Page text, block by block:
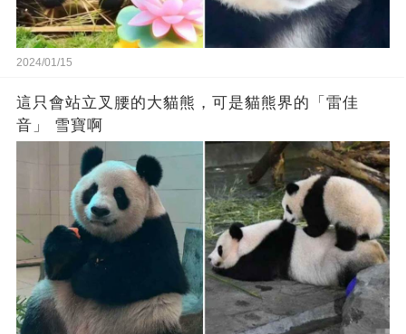
2024/01/15
這只會站立叉腰的大貓熊，可是貓熊界的「雷佳
音」 雪寶啊